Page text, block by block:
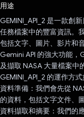
用途
GEMINI_API_2 是一款創
任務檔案中的豐富資訊。
包括文字、圖片、影片和
Gemini API 的強大功能，
及擷取 NASA 大量檔案中
GEMINI_API_2 的運作方式
資料準備：我們會先從
的資料，包括文字文件、
資料擷取和摘要：我們的